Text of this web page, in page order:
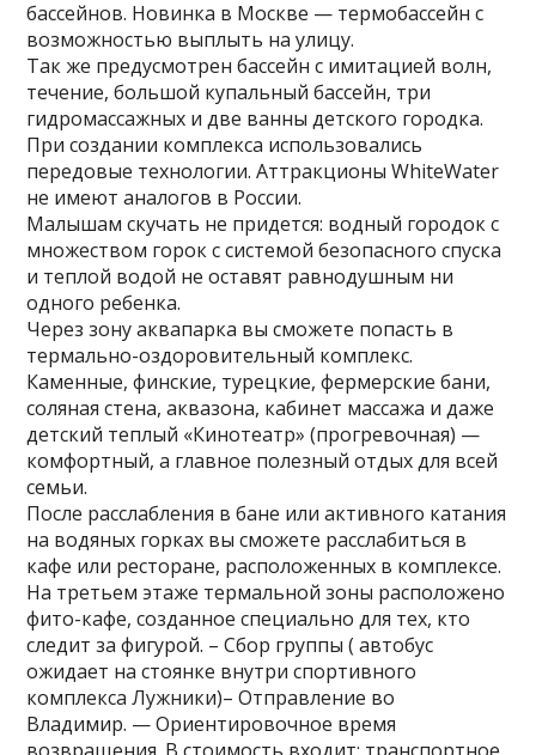
бассейнов. Новинка в Москве — термобассейн с
возможностью выплыть на улицу.
Так же предусмотрен бассейн с имитацией волн,
течение, большой купальный бассейн, три
гидромассажных и две ванны детского городка.
При создании комплекса использовались
передовые технологии. Аттракционы WhiteWater
не имеют аналогов в России.
Малышам скучать не придется: водный городок с
множеством горок с системой безопасного спуска
и теплой водой не оставят равнодушным ни
одного ребенка.
Через зону аквапарка вы сможете попасть в
термально-оздоровительный комплекс.
Каменные, финские, турецкие, фермерские бани,
соляная стена, аквазона, кабинет массажа и даже
детский теплый «Кинотеатр» (прогревочная) —
комфортный, а главное полезный отдых для всей
семьи.
После расслабления в бане или активного катания
на водяных горках вы сможете расслабиться в
кафе или ресторане, расположенных в комплексе.
На третьем этаже термальной зоны расположено
фито-кафе, созданное специально для тех, кто
следит за фигурой. – Сбор группы ( автобус
ожидает на стоянке внутри спортивного
комплекса Лужники)– Отправление во
Владимир. — Ориентировочное время